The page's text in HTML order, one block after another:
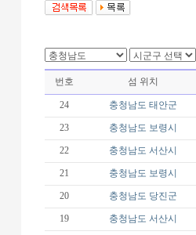
번호 섬 위치
24 충청남도 태안군
23 충청남도 보령시
22 충청남도 서산시
21 충청남도 보령시
20 충청남도 당진군
19 충청남도 서산시